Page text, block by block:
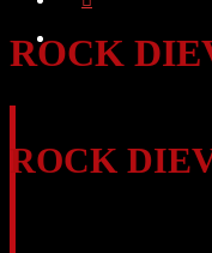
durchsuchen
ROCK
ROCK